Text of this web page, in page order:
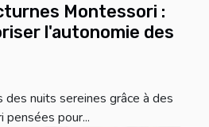
Montessori :
l'autonomie des
des nuits sereines grâce à des
pour...